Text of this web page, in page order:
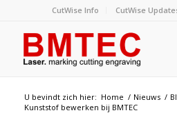
CutWise Info CutWise
U bevindt zich hier: Home / Nieuws /
Kunststof bewerken bij BMTEC